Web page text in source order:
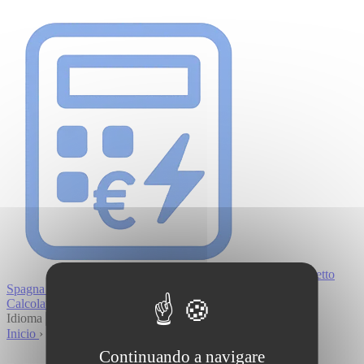
Stipendio netto
Spagna 2026
Calcolatore
Idioma
Inicio ›
Continuando a navigare